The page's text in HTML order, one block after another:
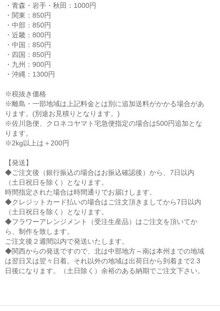
・青森・岩手・秋田：1000円
・関東：850円
・中部：850円
・近畿：800円
・中国：850円
・四国：850円
・九州：900円
・沖縄：1300円
※税抜き価格
※離島・一部地域は上記料金とは別に追加送料がかかる場合があ
ります。(別途お見積りとなります。)
※佐川急便、クロネコヤマト宅急便指定の場合は500円追加とな
ります。
※2kg以上は＋200円
【発送】
◆ご注文後（銀行振込の場合はお振込確認後）から、7日以内
（土日祝日を除く）となります。
時間指定された場合は時間通りでお届けします。
◆クレジットカード払いの場合はご注文頂きましてから7日以内
（土日祝日を除く）となります。
◆フラワーアレンジメント（受注生産品）はご注文を頂いてか
ら、制作を致します。
ご注文後２週間以内で発送いたします。
◆関西からの発送ですので、北は中部地方～南は本州までの地域
は翌日又は翌々日着。それ以外の地域は出荷日から到着まで2.3
日後になります。（土日除く）余裕のある納期でご注文下さい。